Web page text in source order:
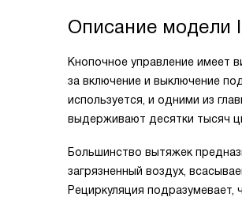
Описание модели
Кнопочное управление имеет
за включение и выключение
используется, и одними из
выдерживают десятки тысяч
Большинство вытяжек
загрязненный воздух,
Рециркуляция